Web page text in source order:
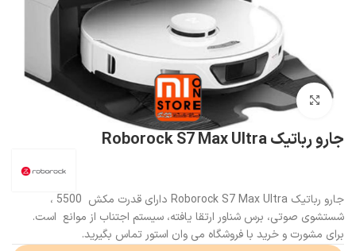
بزرگنمایی تصویر
جارو رباتیک Roborock S7 Max Ultra
جارو رباتیک Roborock S7 Max Ultra دارای قدرت مکش 5500 ،
شستشوی صوتی، برس شناور ارتقا یافته، سیستم اجتناب از موانع است.
برای مشورت و خرید با فروشگاه می وان استور تماس بگیرید.